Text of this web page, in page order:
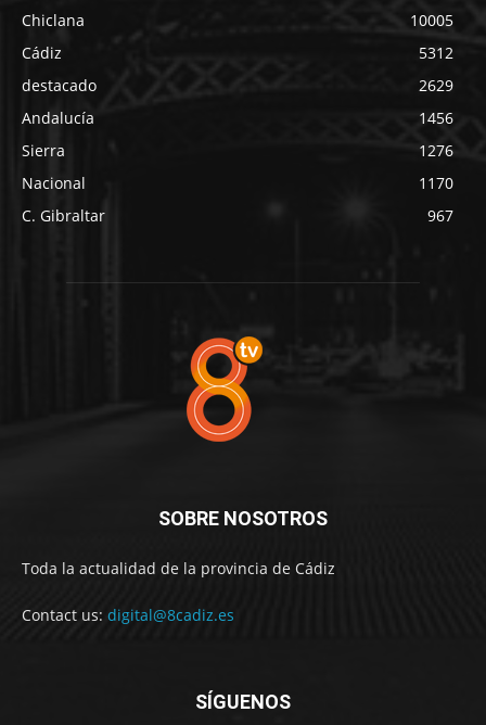
Chiclana
10005
Cádiz
5312
destacado
2629
Andalucía
1456
Sierra
1276
Nacional
1170
C. Gibraltar
967
SOBRE NOSOTROS
Toda la actualidad de la provincia de Cádiz
Contact us: digital@8cadiz.es
SÍGUENOS